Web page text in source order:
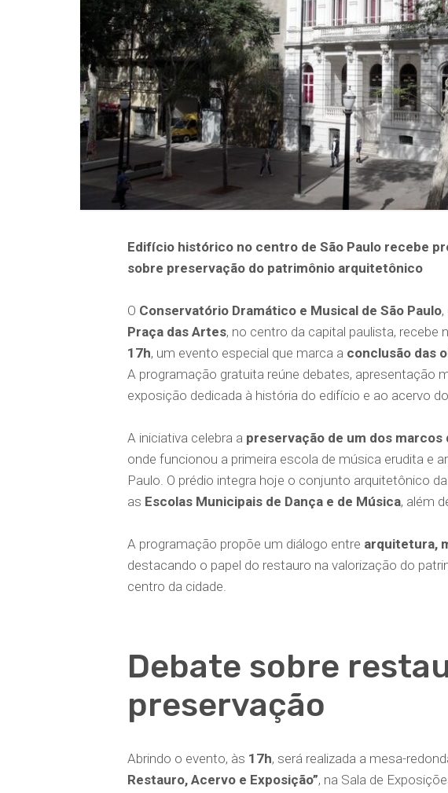
Edifício histórico no centro de São Paulo recebe
sobre preservação do patrimônio arquitetônico
O Conservatório Dramático e Musical de São Paulo
Praça das Artes, no centro da capital paulista, recebe
17h, um evento especial que marca a conclusão das
A programação gratuita reúne debates, apresentação
exposição dedicada à história do edifício e ao acervo
A iniciativa celebra a preservação de um dos
onde funcionou a primeira escola de música erudita e
Paulo. O prédio integra hoje o conjunto arquitetônico
as Escolas Municipais de Dança e de Música, além
A programação propõe um diálogo entre arquitetura,
destacando o papel do restauro na valorização do
centro da cidade.
Debate sobre
preservação
Abrindo o evento, às 17h, será realizada a mesa-
Restauro, Acervo e Exposição”, na Sala de